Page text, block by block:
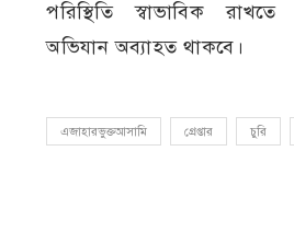
পরিস্থিতি স্বাভাবিক
অভিযান অব্যাহত থাকবে।
এজাহারভুক্তআসামি গ্রেপ্তার চুরি